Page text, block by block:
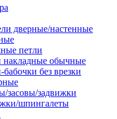
дверные/настенные
петли
накладные обычные
без врезки
засовы/задвижки
шпингалеты